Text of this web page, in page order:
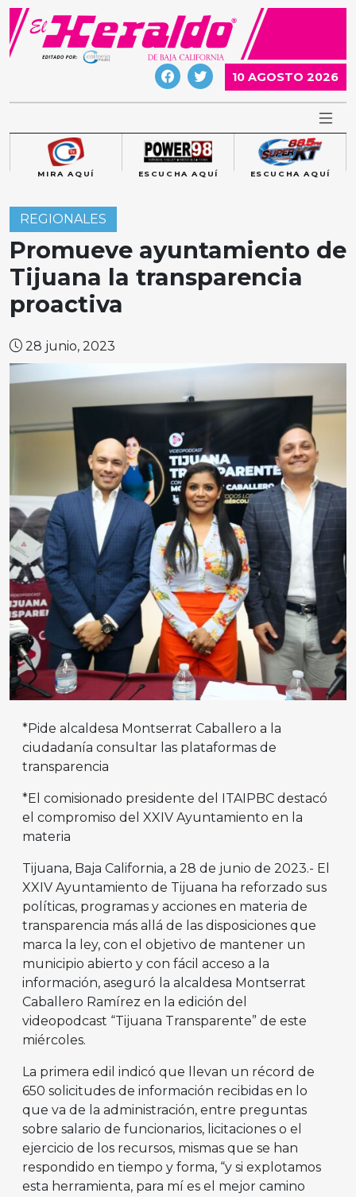
Skip
content
10 AGOSTO 2026
MIRA AQUÍ ESCUCHA AQUÍ ESCUCHA AQUÍ
REGIONALES
Promueve ayuntamiento de
Tijuana la transparencia
proactiva
28 junio, 2023
*Pide alcaldesa Montserrat Caballero a la
ciudadanía consultar las plataformas de
transparencia
*El comisionado presidente del ITAIPBC destacó
el compromiso del XXIV Ayuntamiento en la
materia
Tijuana, Baja California, a 28 de junio de 2023.- El
XXIV Ayuntamiento de Tijuana ha reforzado sus
políticas, programas y acciones en materia de
transparencia más allá de las disposiciones que
marca la ley, con el objetivo de mantener un
municipio abierto y con fácil acceso a la
información, aseguró la alcaldesa Montserrat
Caballero Ramírez en la edición del
videopodcast “Tijuana Transparente” de este
miércoles.
La primera edil indicó que llevan un récord de
650 solicitudes de información recibidas en lo
que va de la administración, entre preguntas
sobre salario de funcionarios, licitaciones o el
ejercicio de los recursos, mismas que se han
respondido en tiempo y forma, “y si explotamos
esta herramienta, para mí es el mejor camino